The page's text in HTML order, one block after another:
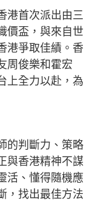
港首次派出由三
價盃，與來自世
港爭取佳績。香
周俊樂和霍宏
上全力以赴，為
的判斷力、策略
與香港精神不謀
活、懂得隨機應
，找出最佳方法